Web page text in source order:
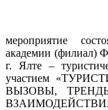
мероприятие
академии (филиал)
г. Ялте –
участием
ВЫЗОВЫ,
ВЗАИМОДЕЙСТВИЯ»